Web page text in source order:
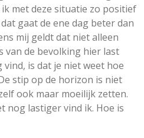
met deze situatie zo positief
gaat de ene dag beter dan
mij geldt dat niet alleen
van de bevolking hier last
is dat je niet weet hoe
stip op de horizon is niet
ook maar moeilijk zetten.
nog lastiger vind ik. Hoe is